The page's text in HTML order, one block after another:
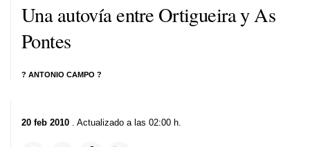
Una autovía entre Ortigueira y As
Pontes
? ANTONIO CAMPO ?
20 feb 2010 . Actualizado a las 02:00 h.